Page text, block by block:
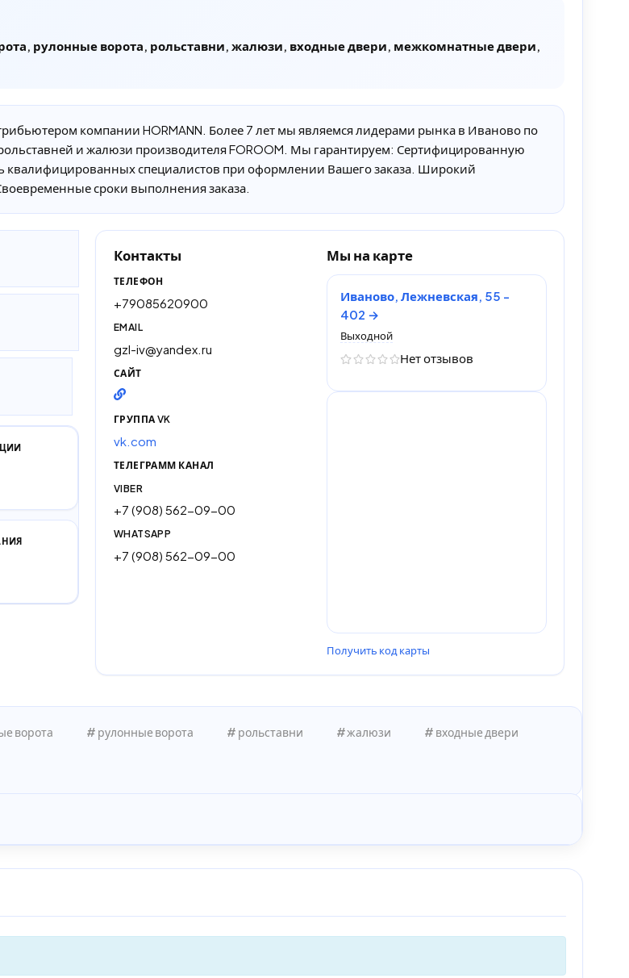
компании HORMANN. Более 7 лет мы являемся лидерами рынка в Иваново по
и жалюзи производителя FOROOM. Мы гарантируем: Сертифицированную
специалистов при оформлении Вашего заказа. Широкий
сроки выполнения заказа.
рулонные ворота, рольставни, жалюзи, входные двери, межкомнатные двери,
Контакты
ТЕЛЕФОН
+79085620900
EMAIL
gzl-iv@yandex.ru
САЙТ
ГРУППА VK
vk.com
ТЕЛЕГРАММ КАНАЛ
VIBER
+7 (908) 562-09-00
WHATSAPP
+7 (908) 562-09-00
Мы на карте
Иваново, Лежневская, 55 -
402
Выходной
Нет отзывов
Получить код карты
ворота рулонные ворота рольставни жалюзи входные двери